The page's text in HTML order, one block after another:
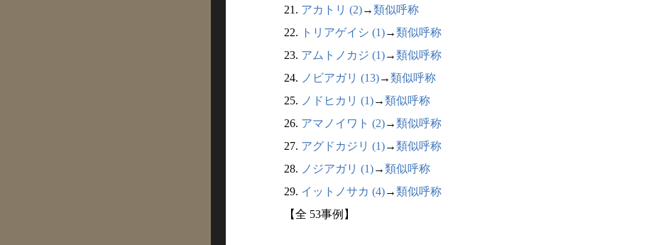
21. アカトリ (2)→類似呼称
22.
トリアゲイシ (1)→類似呼称
23. アムトノカジ (1)→類似呼称
24. ノビアガリ (13)→類似呼称
25. ノドヒカリ (1)→類似呼称
26. アマノイワト (2)→類似呼称
27. アグドカジリ (1)→類似呼称
28. ノジアガリ (1)→類似呼称
29. イットノサカ (4)→類似呼称
【全 53事例】